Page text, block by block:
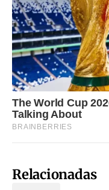
Relacionadas